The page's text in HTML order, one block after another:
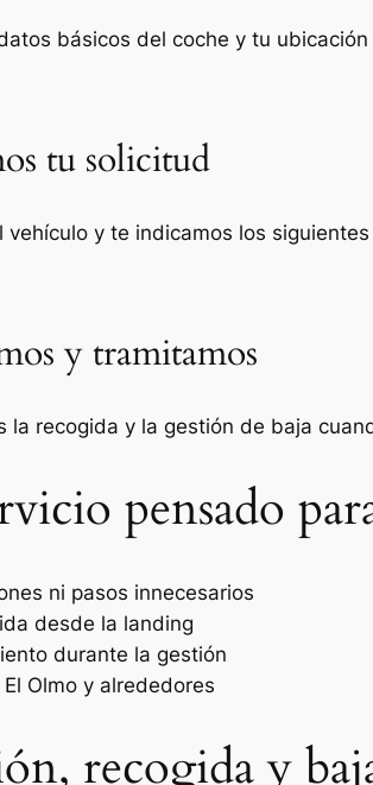
básicos del coche y tu ubicación
tu solicitud
vehículo y te indicamos los
y tramitamos
la recogida y la gestión de baja
pensado
ni pasos innecesarios
desde la landing
durante la gestión
Olmo y alrededores
recogida y